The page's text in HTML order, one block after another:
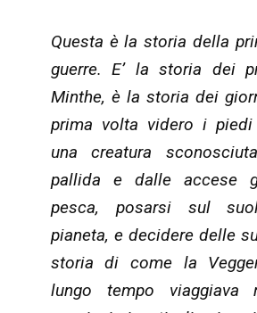
Questa è la storia della
guerre. E’ la storia dei
Minthe, è la storia dei
prima volta videro i
una creatura
pallida e dalle accese
pesca, posarsi sul
pianeta, e decidere delle
storia di come la
lungo tempo